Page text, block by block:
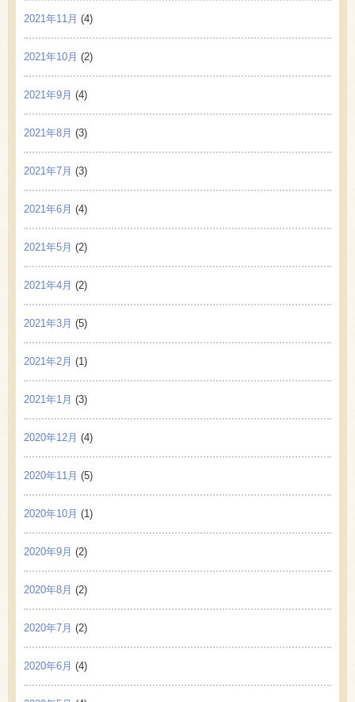
2021年11月 (4)
2021年10月 (2)
2021年9月 (4)
2021年8月 (3)
2021年7月 (3)
2021年6月 (4)
2021年5月 (2)
2021年4月 (2)
2021年3月 (5)
2021年2月 (1)
2021年1月 (3)
2020年12月 (4)
2020年11月 (5)
2020年10月 (1)
2020年9月 (2)
2020年8月 (2)
2020年7月 (2)
2020年6月 (4)